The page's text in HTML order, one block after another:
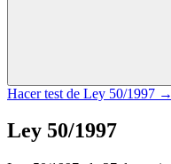
Hacer test de Ley 50/1997 →
Ley 50/1997